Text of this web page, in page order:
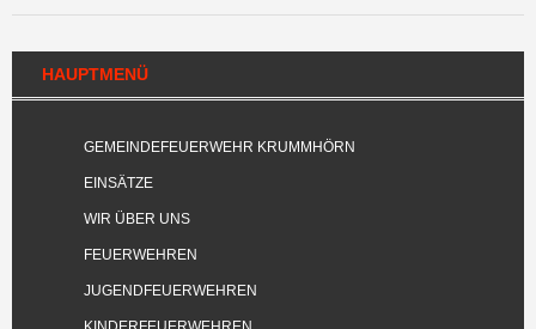
HAUPTMENÜ
GEMEINDEFEUERWEHR KRUMMHÖRN
EINSÄTZE
WIR ÜBER UNS
FEUERWEHREN
JUGENDFEUERWEHREN